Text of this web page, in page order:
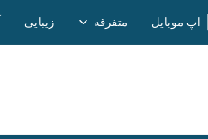
زیبایی متفرقه اپ موبایل